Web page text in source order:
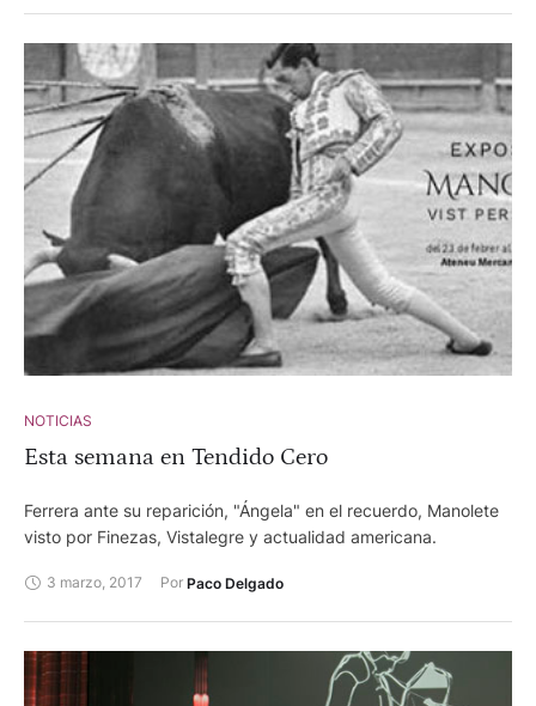
NOTICIAS
Esta semana en Tendido Cero
Ferrera ante su reparición, "Ángela" en el recuerdo, Manolete
visto por Finezas, Vistalegre y actualidad americana.
3 marzo, 2017 Por Paco Delgado